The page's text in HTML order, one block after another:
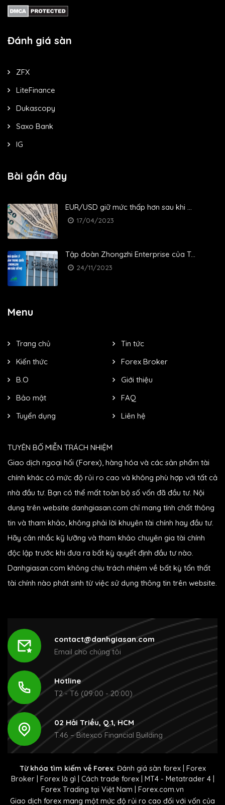
Đánh giá sàn
ZFX
LiteFinance
Dukascopy
Saxo Bank
IG
Bài gần đây
EUR/USD giữ mức thấp hơn sau khi ...
17/04/2023
Tập đoàn Zhongzhi Enterprise của T...
24/11/2023
Menu
Trang chủ
Tin tức
Kiến thức
Forex Broker
B.O
Giới thiệu
Bảo mật
FAQ
Tuyển dụng
Liên hệ
TUYÊN BỐ MIỄN TRÁCH NHIỆM
Giao dịch ngoại hối (Forex), hàng hóa và các sản phẩm tài
chính khác có mức độ rủi ro cao và không phù hợp với tất cả
nhà đầu tư. Bạn có thể mất toàn bộ số vốn đã đầu tư. Nội
dung trên website danhgiasan.com chỉ mang tính chất thông
tin và tham khảo, không phải lời khuyên tài chính hay đầu tư.
Hãy cân nhắc kỹ lưỡng và tham khảo chuyên gia tài chính
độc lập trước khi đưa ra bất kỳ quyết định đầu tư nào.
Danhgiasan.com không chịu trách nhiệm về bất kỳ tổn thất
tài chính nào phát sinh từ việc sử dụng thông tin trên website.
contact@danhgiasan.com
Email cho chúng tôi
Hotline
T2 - T6 (09:00 - 20:00)
02 Hải Triều, Q.1, HCM
T.46 – Bitexco Financial Building
Từ khóa tìm kiếm về Forex: Đánh giá sàn forex| Forex
Broker| Forex là gì Cách trade forex| MT4 - Metatrader 4|
Forex Trading tại Việt Nam
Forex.com.vn
Giao dịch forex mang một mức độ rủi ro cao đối với vốn của